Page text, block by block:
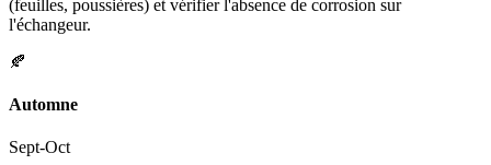
(feuilles, poussières) et vérifier l'absence de corrosion sur
l'échangeur.
🍂
Automne
Sept-Oct